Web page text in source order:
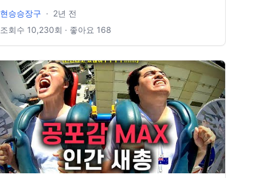
idclrlrlcks@naver.com
현승승장구 · 2년 전
조회수 10,230회 · 좋아요 168